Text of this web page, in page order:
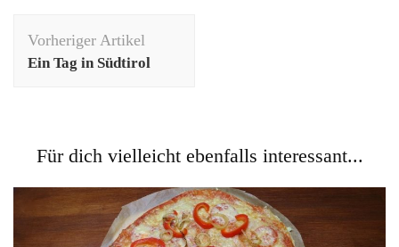
Vorheriger Artikel
Ein Tag in Südtirol
Für dich vielleicht ebenfalls interessant...